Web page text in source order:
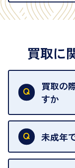
買取に
買取の
すか
本人確認
類はこち
未成年
18歳未満